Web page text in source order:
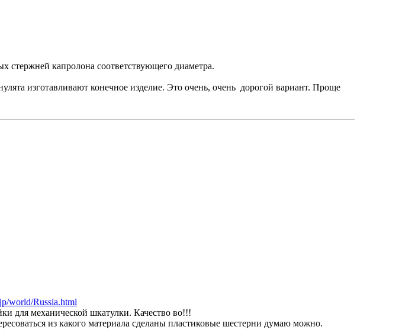
стержней капролона соответствующего диаметра.
изготавливают конечное изделие. Это очень, очень дорогой вариант. Проще
world/Russia.html
для механической шкатулки. Качество во!!!
из какого материала сделаны пластиковые шестерни думаю можно.